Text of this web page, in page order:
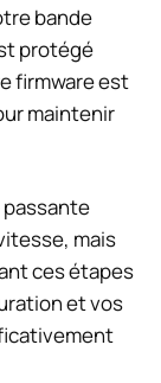
bande
protégé
firmware est
maintenir
mais
ces étapes
et vos